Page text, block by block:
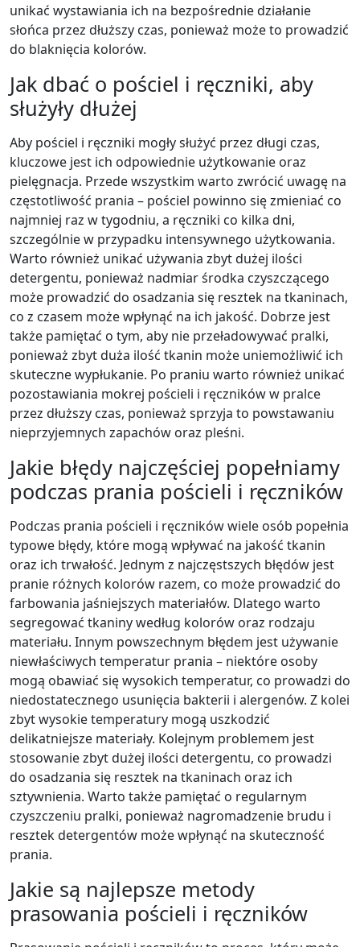
unikać wystawiania ich na bezpośrednie działanie
słońca przez dłuższy czas, ponieważ może to prowadzić
do blaknięcia kolorów.
Jak dbać o pościel i ręczniki, aby
służyły dłużej
Aby pościel i ręczniki mogły służyć przez długi czas,
kluczowe jest ich odpowiednie użytkowanie oraz
pielęgnacja. Przede wszystkim warto zwrócić uwagę na
częstotliwość prania – pościel powinno się zmieniać co
najmniej raz w tygodniu, a ręczniki co kilka dni,
szczególnie w przypadku intensywnego użytkowania.
Warto również unikać używania zbyt dużej ilości
detergentu, ponieważ nadmiar środka czyszczącego
może prowadzić do osadzania się resztek na tkaninach,
co z czasem może wpłynąć na ich jakość. Dobrze jest
także pamiętać o tym, aby nie przeładowywać pralki,
ponieważ zbyt duża ilość tkanin może uniemożliwić ich
skuteczne wypłukanie. Po praniu warto również unikać
pozostawiania mokrej pościeli i ręczników w pralce
przez dłuższy czas, ponieważ sprzyja to powstawaniu
nieprzyjemnych zapachów oraz pleśni.
Jakie błędy najczęściej popełniamy
podczas prania pościeli i ręczników
Podczas prania pościeli i ręczników wiele osób popełnia
typowe błędy, które mogą wpływać na jakość tkanin
oraz ich trwałość. Jednym z najczęstszych błędów jest
pranie różnych kolorów razem, co może prowadzić do
farbowania jaśniejszych materiałów. Dlatego warto
segregować tkaniny według kolorów oraz rodzaju
materiału. Innym powszechnym błędem jest używanie
niewłaściwych temperatur prania – niektóre osoby
mogą obawiać się wysokich temperatur, co prowadzi do
niedostatecznego usunięcia bakterii i alergenów. Z kolei
zbyt wysokie temperatury mogą uszkodzić
delikatniejsze materiały. Kolejnym problemem jest
stosowanie zbyt dużej ilości detergentu, co prowadzi
do osadzania się resztek na tkaninach oraz ich
sztywnienia. Warto także pamiętać o regularnym
czyszczeniu pralki, ponieważ nagromadzenie brudu i
resztek detergentów może wpłynąć na skuteczność
prania.
Jakie są najlepsze metody
prasowania pościeli i ręczników